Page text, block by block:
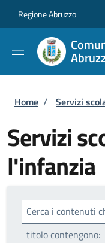
Regione Abruzzo
Briciole di
Home / Servizi
Servizi
l'infanzia
Cerca i contenuti
titolo contengono: